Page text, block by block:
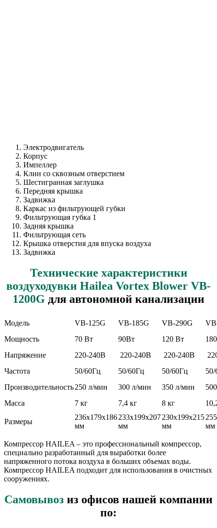
Электродвигатель
Корпус
Импеллер
Клин со сквозным отверстием
Шестигранная заглушка
Передняя крышка
Задвижка
Каркас из фильтрующей губки
Фильтрующая губка 1
Задняя крышка
Фильтрующая сеть
Крышка отверстия для впуска воздуха
Задвижка
Технические характеристики
воздуходувки Hailea Vortex Blower VB-
1200G для автономной канализации
Модель VB-125G VB-185G VB-290G
Мощность
70 Вт 90Вт 120 Вт
Напряжение
220-240В 220-240В 220-240В
Частота
50/60Гц 50/60Гц 50/60Гц
Производительность250 л/мин 300 л/мин 350 л/мин
Масса
7 кг 7,4 кг 8 кг
Размеры
236х179х186
мм
233х199х207
мм
230х199х215
мм
мм
Компрессор HAILEA – это профессиональный компрессор,
специально разработанный для выработки более
напряженного потока воздуха в больших объемах воды.
Компрессор HAILEA подходит для использования в очистных
сооружениях.
Самовывоз из офисов нашей компании
по: